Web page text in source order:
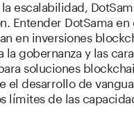
escalabilidad,
Entender DotSama
en inversiones
gobernanza y las
soluciones
el desarrollo de
límites de las